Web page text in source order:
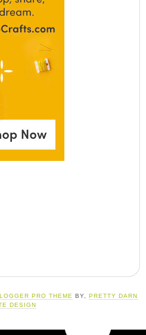
PRO THEME BY, PRETTY DARN
DESIGN